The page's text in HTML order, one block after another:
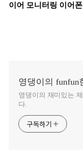
이어 모니터링 이어
영댕이의 funfun
영댕이의 재미있는
다.
구독하기